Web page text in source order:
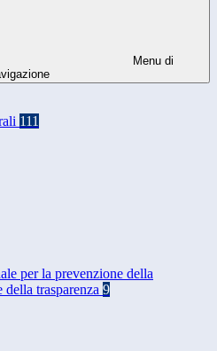
Menu di
111
per la prevenzione della
della trasparenza 9